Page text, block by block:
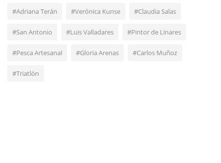
#Adriana Terán #Verónica Kunse #Claudia Salas
#San Antonio #Luis Valladares #Pintor de Linares
#Pesca Artesanal #Gloria Arenas #Carlos Muñoz
#Triatlón